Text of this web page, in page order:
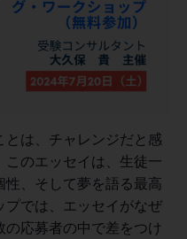
とは、チャレンジだと感
このエッセイは、生徒一
性、そして夢を語る最高
プでは、エッセイがなぜ
応募者の中で差をつけ